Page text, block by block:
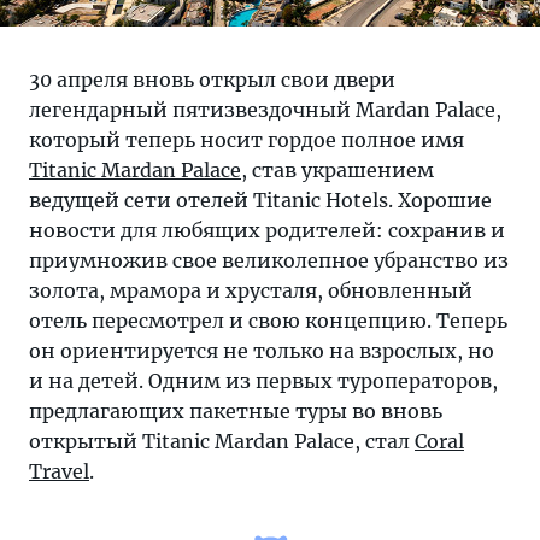
Рассказ
об
особенностях
туризма
и
отдыха.
Полезная
информация
для
путешественника.
30 апреля вновь открыл свои двери
легендарный пятизвездочный Mardan Palace,
который теперь носит гордое полное имя
Titanic Mardan Palace, став украшением
ведущей сети отелей Titanic Hotels. Хорошие
новости для любящих родителей: сохранив и
приумножив свое великолепное убранство из
золота, мрамора и хрусталя, обновленный
отель пересмотрел и свою концепцию. Теперь
он ориентируется не только на взрослых, но
и на детей. Одним из первых туроператоров,
предлагающих пакетные туры во вновь
открытый Titanic Mardan Palace, стал Coral
Travel.